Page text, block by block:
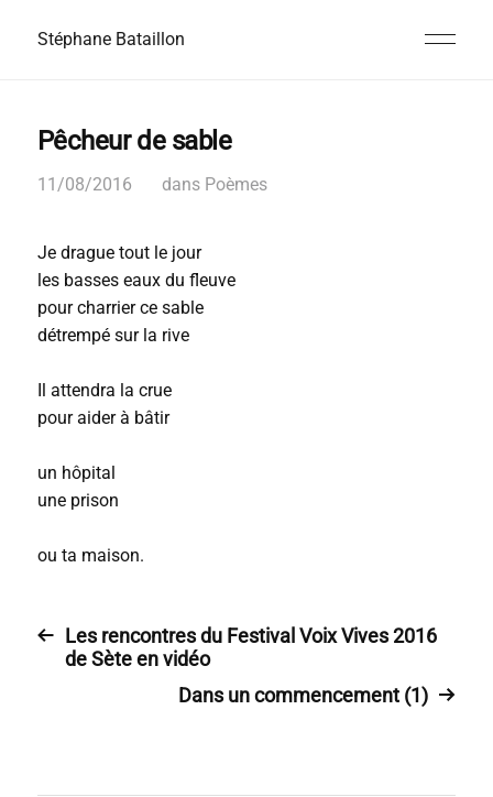
Stéphane Bataillon
Pêcheur de sable
11/08/2016 dans Poèmes
Je drague tout le jour
les basses eaux du fleuve
pour charrier ce sable
détrempé sur la rive
Il attendra la crue
pour aider à bâtir
un hôpital
une prison
ou ta maison.
Les rencontres du Festival Voix Vives 2016
de Sète en vidéo
Dans un commencement (1)